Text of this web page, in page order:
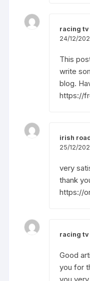
racing
24/12/
This
write
blog.
https://
irish
25/12/
very
thank
https://
racing
Good
you for